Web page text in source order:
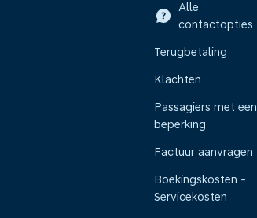
Alle
contactopties
Terugbetaling
Klachten
Passagiers met een
beperking
Factuur aanvragen
Boekingskosten -
Servicekosten